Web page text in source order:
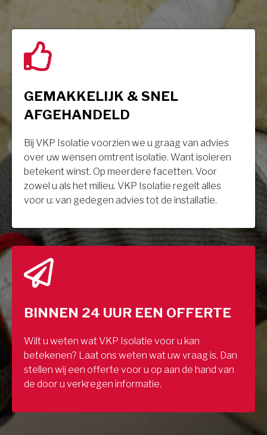
GEMAKKELIJK & SNEL
AFGEHANDELD
Bij VKP Isolatie voorzien we u graag van advies
over uw wensen omtrent isolatie. Want isoleren
betekent winst. Op meerdere facetten. Voor
zowel u als het milieu. VKP Isolatie regelt alles
voor u: van gedegen advies tot de installatie.
BINNEN 24 UUR EEN OFFERTE
Wilt u weten wat VKP Isolatie voor u kan
betekenen? Laat ons weten wat uw vraag is. Dan
stellen wij een offerte voor u op aan de hand van
de door u verkregen informatie.